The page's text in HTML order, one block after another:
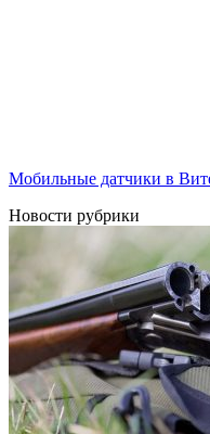
Мобильные датчики в
Новости рубрики